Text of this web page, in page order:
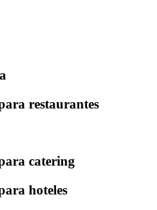
restaurantes
catering
hoteles